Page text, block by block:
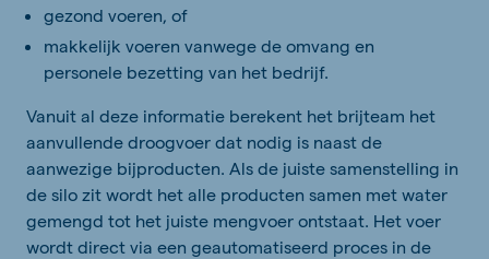
gezond voeren, of
makkelijk voeren vanwege de omvang en
personele bezetting van het bedrijf.
Vanuit al deze informatie berekent het brijteam het
aanvullende droogvoer dat nodig is naast de
aanwezige bijproducten. Als de juiste samenstelling in
de silo zit wordt het alle producten samen met water
gemengd tot het juiste mengvoer ontstaat. Het voer
wordt direct via een geautomatiseerd proces in de